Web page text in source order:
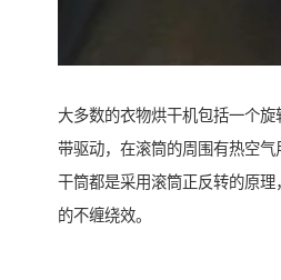
大多数的衣物烘干机包括一个
带驱动，在滚筒的周围有热空
干筒都是采用滚筒正反转的原
的不缠绕效。